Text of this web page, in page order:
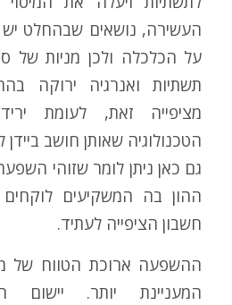
העשירה, נושאים שבהחלט
על הכלכלה ולכן מניות של
תשתיות ואנרגיה ירוקה
מציפייה זאת, לעומת
הטכנולוגיה שאותן חושב
גם כאן ניתן לומר שזוהי
ההון בה המשקיעים
חשבון הציפייה לעתיד.
ההשפעה ארוכת הטווח של
המעניינת יותר. יישום